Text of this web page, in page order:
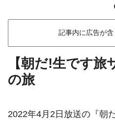
記事内に広告が含
【朝だ!生です旅
の旅
2022年4月2日放送の『朝